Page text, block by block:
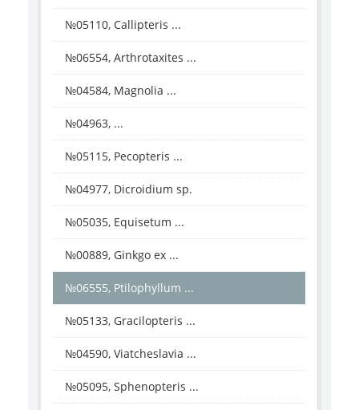
№05110, Callipteris ...
№06554, Arthrotaxites ...
№04584, Magnolia ...
№04963, ...
№05115, Pecopteris ...
№04977, Dicroidium sp.
№05035, Equisetum ...
№00889, Ginkgo ex ...
№06555, Ptilophyllum ...
№05133, Gracilopteris ...
№04590, Viatcheslavia ...
№05095, Sphenopteris ...